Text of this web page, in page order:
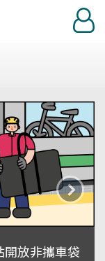
登
入
放非攜車袋
下